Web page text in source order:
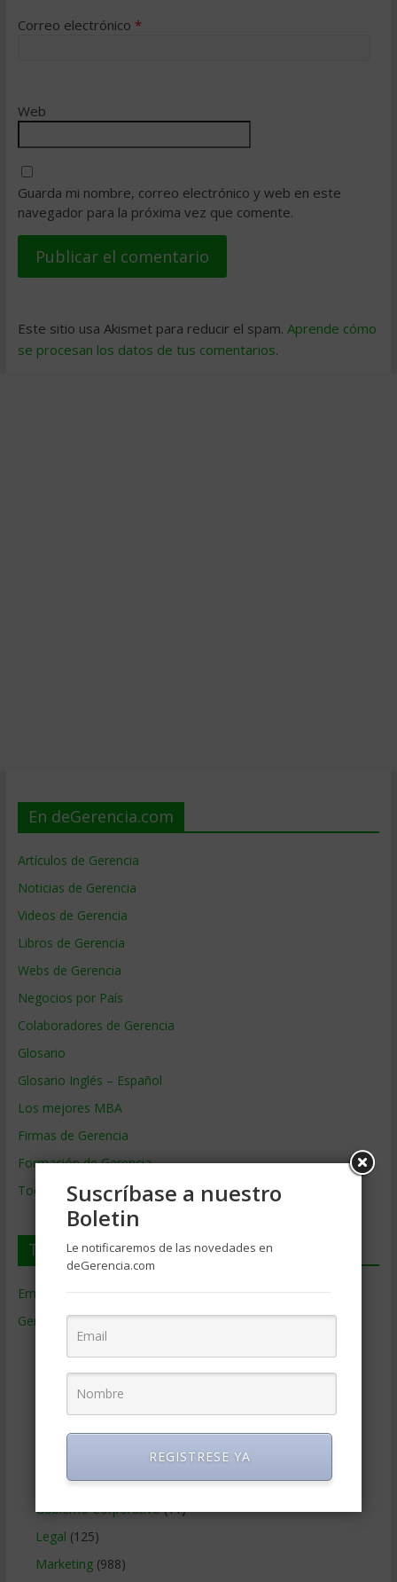
Correo electrónico *
Web
Guarda mi nombre, correo electrónico y web en este
navegador para la próxima vez que comente.
Este sitio usa Akismet para reducir el spam. Aprende cómo
se procesan los datos de tus comentarios.
En deGerencia.com
Artículos de Gerencia
Noticias de Gerencia
Videos de Gerencia
Libros de Gerencia
Webs de Gerencia
Negocios por País
Colaboradores de Gerencia
Glosario
Glosario Inglés – Español
Los mejores MBA
Firmas de Gerencia
Formación de Gerencia
Todos los Temas
Temas de Gerencia
Empresas de Gerencia
Gerencia(9.477)
Ciencias Económicas
Contabilidad(466)
Educacion Gerencial
Finanzas Corporativas(748)
Gerencia social y ambiental(223)
Gobierno Corporativo(11)
Legal (125)
Marketing(988)
Suscríbase a nuestro
Boletin
Le notificaremos de las novedades en
deGerencia.com
REGISTRESE YA